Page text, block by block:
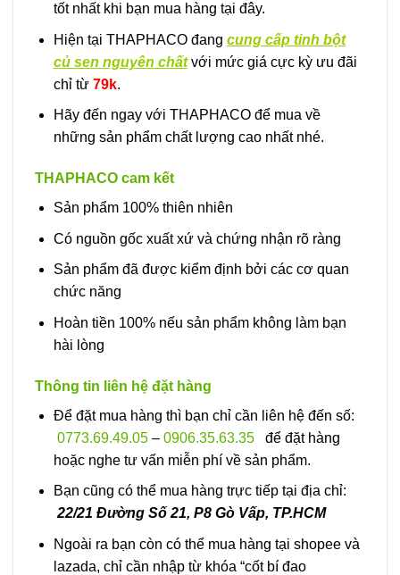
tốt nhất khi bạn mua hàng tại đây.
Hiện tại THAPHACO đang cung cấp tinh bột
củ sen nguyên chất với mức giá cực kỳ ưu đãi
chỉ từ 79k.
Hãy đến ngay với THAPHACO để mua về
những sản phẩm chất lượng cao nhất nhé.
THAPHACO cam kết
Sản phẩm 100% thiên nhiên
Có nguồn gốc xuất xứ và chứng nhận rõ ràng
Sản phẩm đã được kiểm định bởi các cơ quan
chức năng
Hoàn tiền 100% nếu sản phẩm không làm bạn
hài lòng
Thông tin liên hệ đặt hàng
Để đặt mua hàng thì bạn chỉ cần liên hệ đến số:
0773.69.49.05– 0906.35.63.35
để đặt hàng
hoặc nghe tư vấn miễn phí về sản phẩm.
Bạn cũng có thể mua hàng trực tiếp tại địa chỉ:
22/21 Đường Số 21, P8 Gò Vấp, TP.HCM
Ngoài ra bạn còn có thể mua hàng tại shopee và
lazada, chỉ cần nhập từ khóa “cốt bí đao